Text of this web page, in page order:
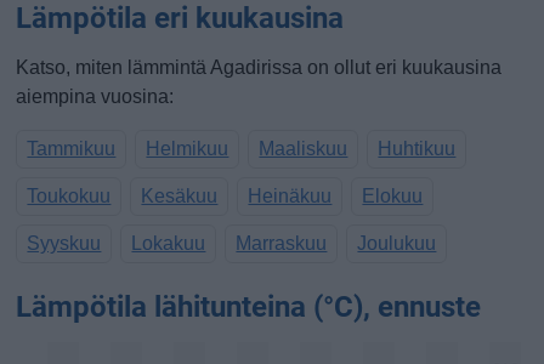
Lämpötila eri kuukausina
Katso, miten lämmintä Agadirissa on ollut eri kuukausina
aiempina vuosina:
Tammikuu Helmikuu Maaliskuu Huhtikuu
Toukokuu Kesäkuu Heinäkuu Elokuu
Syyskuu Lokakuu Marraskuu Joulukuu
Lämpötila lähitunteina (°C), ennuste